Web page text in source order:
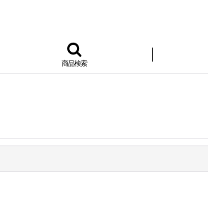
商品検索